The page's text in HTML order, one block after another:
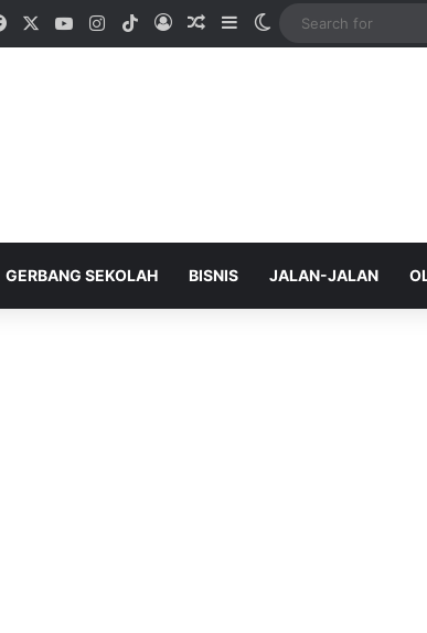
FacebookYouTubeInstagram
TikTokLog InRandom Article
SidebarSwitch skin
GERBANG SEKOLAH BISNIS JALAN-JALAN